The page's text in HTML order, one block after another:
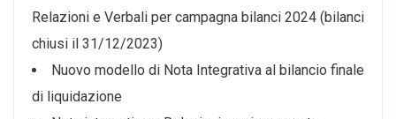
Relazioni e Verbali per campagna bilanci 2024 (bilanci
chiusi il 31/12/2023)
Nuovo modello di Nota Integrativa al bilancio finale
di liquidazione